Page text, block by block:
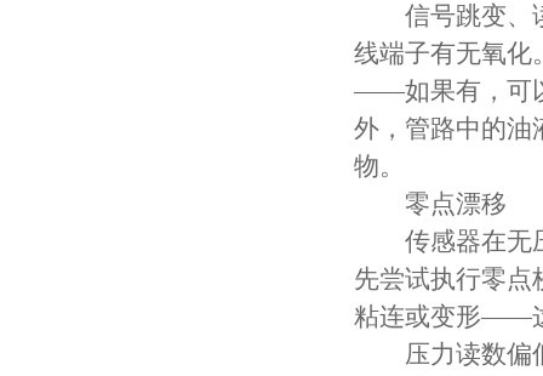
信号跳变、读
线端子有无氧化
——如果有，可
外，管路中的油
物。
零点漂移
传感器在无压
先尝试执行零点
粘连或变形——
压力读数偏